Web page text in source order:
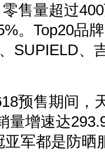
售量超过
。Top20品
SUPIELD、
预售期间，
量增速达
亚军都是防晒